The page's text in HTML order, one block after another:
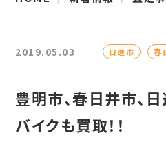
2019.05.03 日進市 春
豊明市、春日井市、
バイクも買取！！